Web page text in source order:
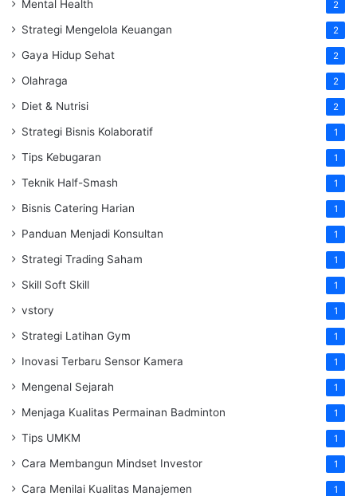
Mental Health 2
Strategi Mengelola Keuangan 2
Gaya Hidup Sehat 2
Olahraga 2
Diet & Nutrisi 2
Strategi Bisnis Kolaboratif 1
Tips Kebugaran 1
Teknik Half-Smash 1
Bisnis Catering Harian 1
Panduan Menjadi Konsultan 1
Strategi Trading Saham 1
Skill Soft Skill 1
vstory 1
Strategi Latihan Gym 1
Inovasi Terbaru Sensor Kamera 1
Mengenal Sejarah 1
Menjaga Kualitas Permainan Badminton 1
Tips UMKM 1
Cara Membangun Mindset Investor 1
Cara Menilai Kualitas Manajemen 1